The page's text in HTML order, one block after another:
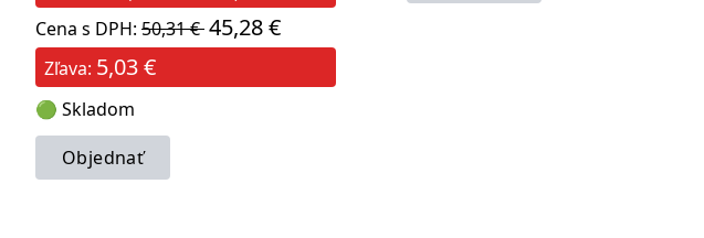
Cena s DPH: 50,31 €45,28 €
Zľava: 5,03 €
🟢 Skladom
Objednať